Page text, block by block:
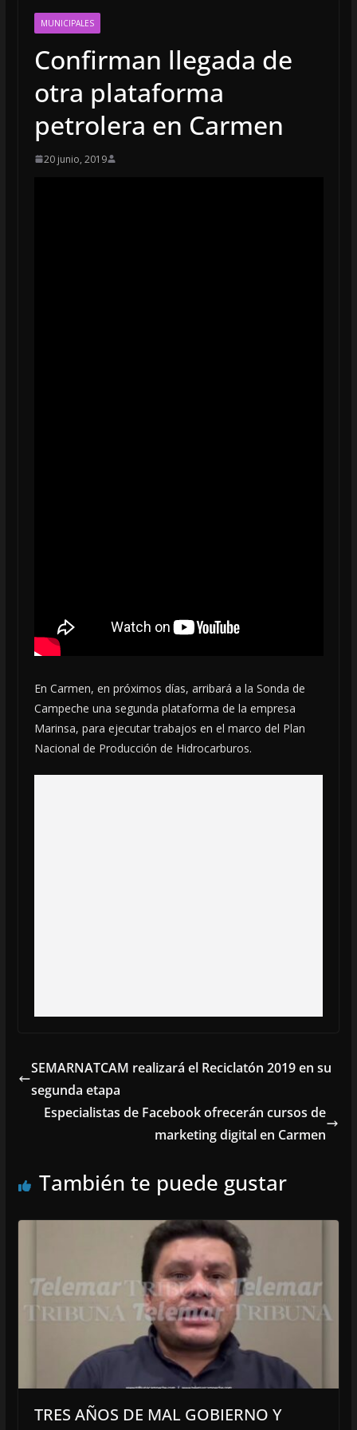
MUNICIPALES
Confirman llegada de
otra plataforma
petrolera en Carmen
20 junio, 2019
En Carmen, en próximos días, arribará a la Sonda de
Campeche una segunda plataforma de la empresa
Marinsa, para ejecutar trabajos en el marco del Plan
Nacional de Producción de Hidrocarburos.
SEMARNATCAM realizará el Reciclatón 2019 en su
segunda etapa
Especialistas de Facebook ofrecerán cursos de
marketing digital en Carmen
También te puede gustar
TRES AÑOS DE MAL GOBIERNO Y